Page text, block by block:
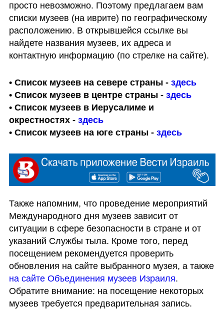
просто невозможно. Поэтому предлагаем вам
списки музеев (на иврите) по географическому
расположению. В открывшейся ссылке вы
найдете названия музеев, их адреса и
контактную информацию (по стрелке на сайте).
• Список музеев на севере страны - здесь
• Список музеев в центре страны - здесь
• Список музеев в Иерусалиме и
окрестностях - здесь
• Список музеев на юге страны - здесь
Также напомним, что проведение мероприятий
Международного дня музеев зависит от
ситуации в сфере безопасности в стране и от
указаний Службы тыла. Кроме того, перед
посещением рекомендуется проверить
обновления на сайте выбранного музея, а также
на сайте Объединения музеев Израиля.
Обратите внимание: на посещение некоторых
музеев требуется предварительная запись.